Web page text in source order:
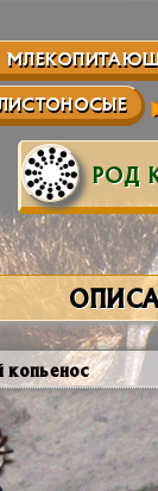
РОД
копьенос